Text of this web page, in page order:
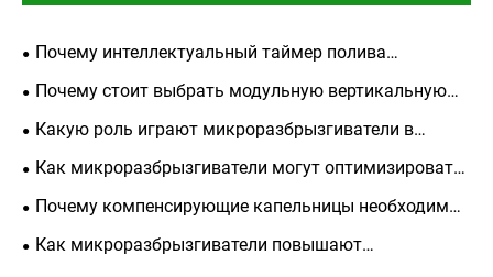
Почему интеллектуальный таймер полива
необходим для современного орошения?
Почему стоит выбрать модульную вертикальную
садовую кашпо для современной городской жизни?
Какую роль играют микроразбрызгиватели в
устойчивом тепличном сельском хозяйстве?
Как микроразбрызгиватели могут оптимизировать
распределение воды в теплицах?
Почему компенсирующие капельницы необходимы
для постоянного полива
Как микроразбрызгиватели повышают